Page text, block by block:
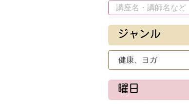
ジャンル
曜日